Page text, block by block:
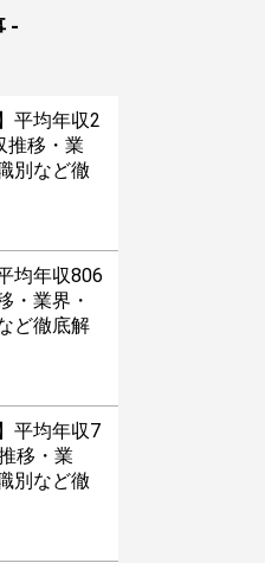
-
平均年収2
推移・業
別など徹
均年収806
・業界・
ど徹底解
平均年収7
移・業
別など徹